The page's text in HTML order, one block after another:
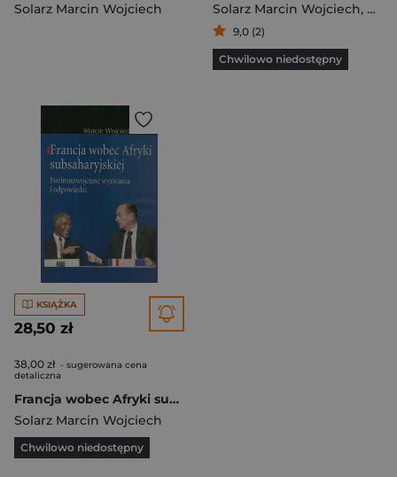
Solarz Marcin Wojciech
Solarz Marcin Wojciech,
9,0 (2)
Chwilowo niedostępny
KSIĄŻKA
28,50 zł
38,00 zł - sugerowana cena
detaliczna
Francja wobec Afryki subsaharyjskiej Pozimnowojenne wyzwania i odpowiedzi
Solarz Marcin Wojciech
Chwilowo niedostępny